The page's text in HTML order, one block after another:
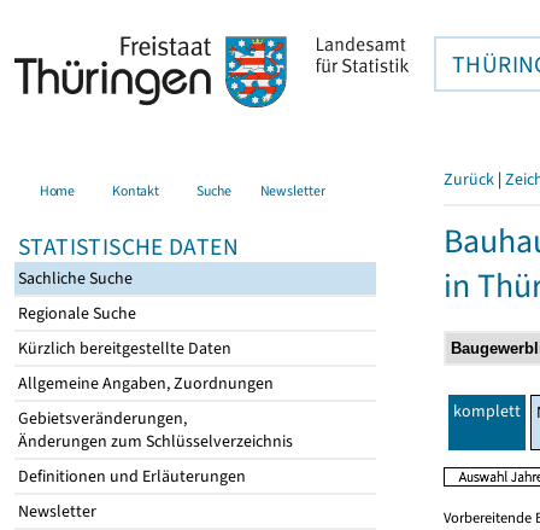
Home Kontakt Suche Newsletter
STATISTISCHE DATEN
Sachliche Suche
Regionale Suche
Kürzlich bereitgestellte Daten
Allgemeine Angaben, Zuordnungen
Gebietsveränderungen,
Änderungen zum Schlüsselverzeichnis
Definitionen und Erläuterungen
Newsletter
Zurück |
in
komplett
Vorbereitende